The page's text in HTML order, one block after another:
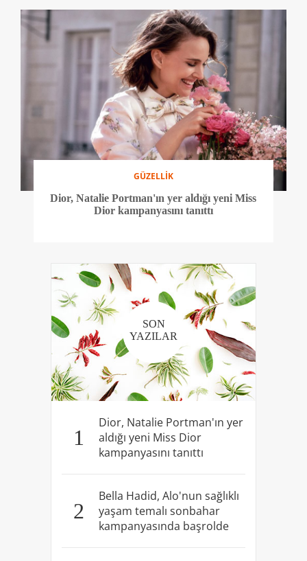
GÜZELLİK
Dior, Natalie Portman'ın yer aldığı yeni Miss
Dior kampanyasını tanıttı
SON
YAZILAR
1
Dior, Natalie Portman'ın yer
aldığı yeni Miss Dior
kampanyasını tanıttı
2
Bella Hadid, Alo'nun sağlıklı
yaşam temalı sonbahar
kampanyasında başrolde